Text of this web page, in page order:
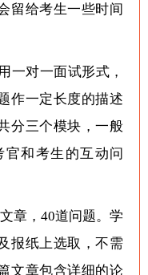
留给考生一些时间
对一面试形式，
作一定长度的描述
分三个模块，一般
和考生的互动问
，40道问题。学
报纸上选取，不需
文章包含详细的论